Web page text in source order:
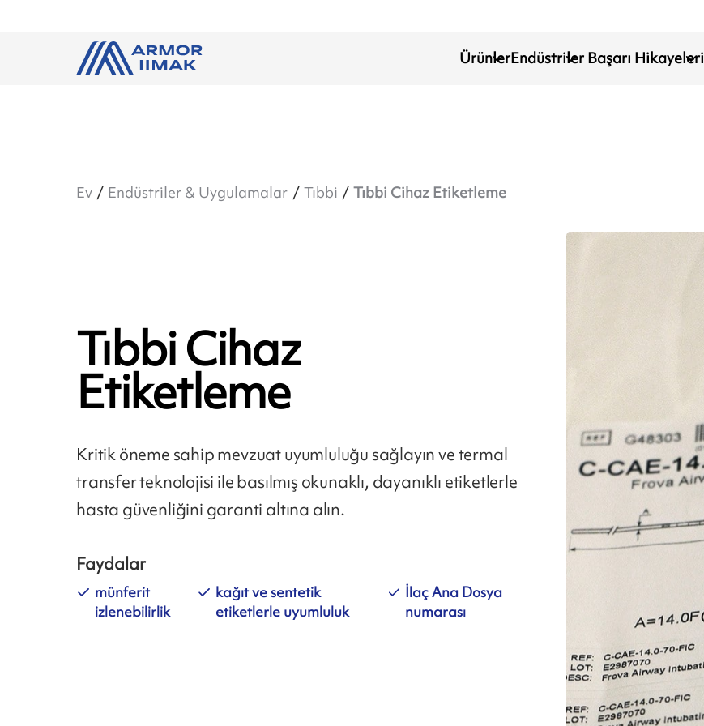
ÜrünlerEndüstrilerBaşarı Hikayeleri
Ev Endüstriler & Uygulamalar Tıbbi Tıbbi Cihaz Etiketleme
Tıbbi Cihaz
Etiketleme
Kritik öneme sahip mevzuat uyumluluğu sağlayın ve termal
transfer teknolojisi ile basılmış okunaklı, dayanıklı etiketlerle
hasta güvenliğini garanti altına alın.
Faydalar
münferit
izlenebilirlik
kağıt ve sentetik
etiketlerle uyumluluk
İlaç Ana Dosya
numarası